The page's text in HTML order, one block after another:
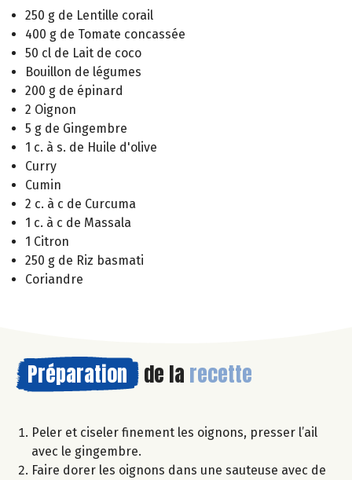
250 g de Lentille corail
400 g de Tomate concassée
50 cl de Lait de coco
Bouillon de légumes
200 g de épinard
2 Oignon
5 g de Gingembre
1 c. à s. de Huile d'olive
Curry
Cumin
2 c. à c de Curcuma
1 c. à c de Massala
1 Citron
250 g de Riz basmati
Coriandre
Préparation de la recette
Peler et ciseler finement les oignons, presser l’ail
avec le gingembre.
Faire dorer les oignons dans une sauteuse avec de